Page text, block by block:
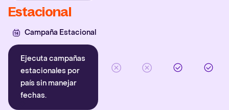
Estacional
Campaña Estacional
Ejecuta campañas
estacionales por
país sin manejar
fechas.